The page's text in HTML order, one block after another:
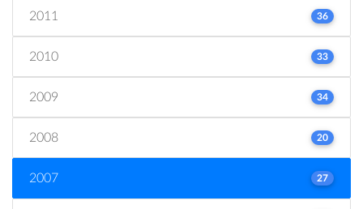
2011 36
2010 33
2009 34
2008 20
2007 27